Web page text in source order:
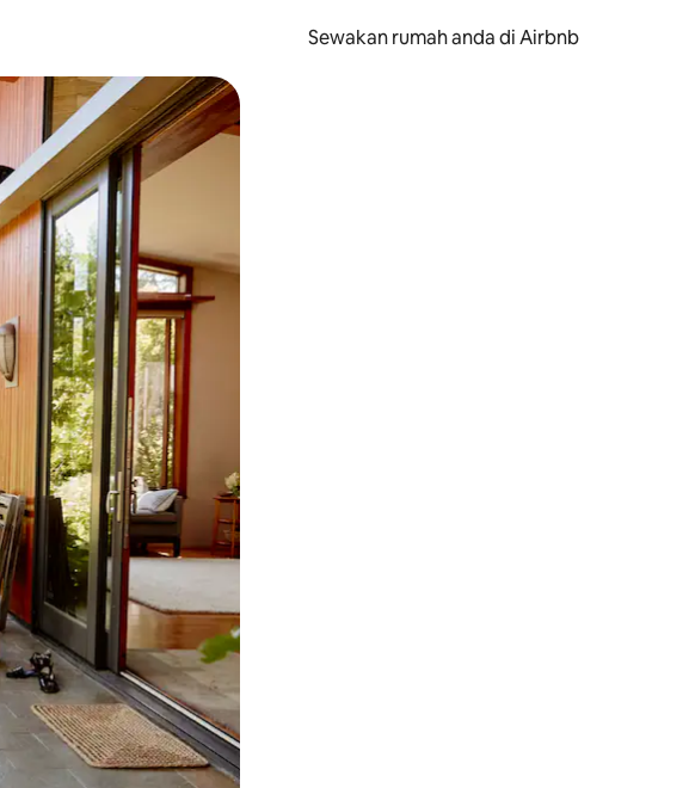
Sewakan rumah anda di Airbnb
atau gerak leret.